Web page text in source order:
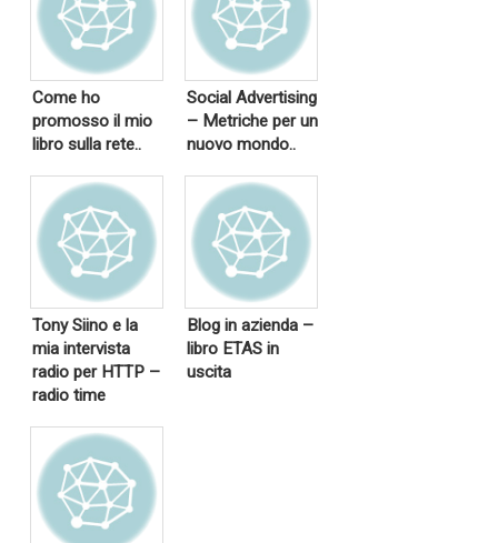
Come ho
promosso il mio
libro sulla rete..
Social Advertising
– Metriche per un
nuovo mondo..
Tony Siino e la
mia intervista
radio per HTTP –
radio time
Blog in azienda –
libro ETAS in
uscita